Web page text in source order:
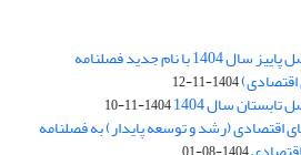
بارگذاری فایل کلی مقالات فصل پاییز سال 1404 با نام جدید فصلنامه
1404-11-12
سال 1404 1404-11-10
اقتصادی (رشد و توسعه پایدار) به فصلنامه